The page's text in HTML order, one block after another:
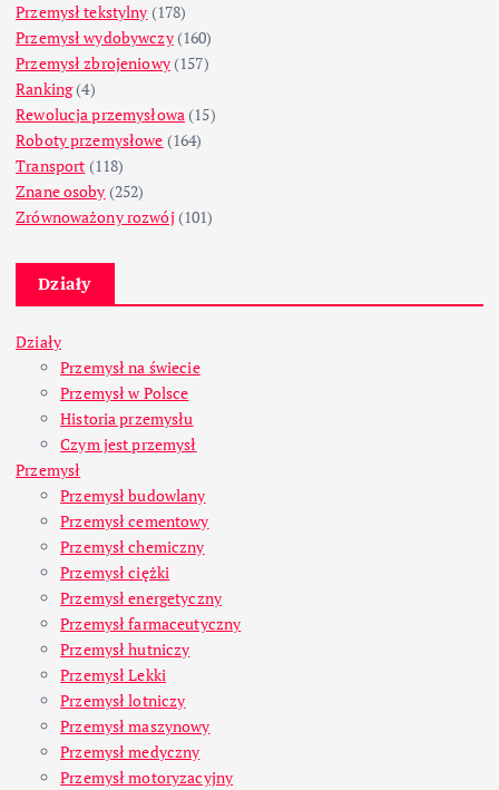
Przemysł tekstylny (178)
Przemysł wydobywczy(160)
Przemysł zbrojeniowy(157)
Ranking(4)
Rewolucja przemysłowa (15)
Roboty przemysłowe (164)
Transport (118)
Znane osoby (252)
Zrównoważony rozwój (101)
Działy
Działy
Przemysł na świecie
Przemysł w Polsce
Historia przemysłu
Czym jest przemysł
Przemysł
Przemysł budowlany
Przemysł cementowy
Przemysł chemiczny
Przemysł ciężki
Przemysł energetyczny
Przemysł farmaceutyczny
Przemysł hutniczy
Przemysł Lekki
Przemysł lotniczy
Przemysł maszynowy
Przemysł medyczny
Przemysł motoryzacyjny